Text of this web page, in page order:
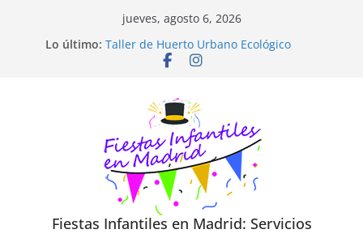
jueves, agosto 6, 2026
Lo último: Taller de Huerto Urbano Ecológico
TALLER FOTOGRAFÍA LA NATURALEZA
Trivial Virtual para niños
Fiestas Infantiles en Madrid: Servicios